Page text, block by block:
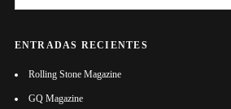
ENTRADAS RECIENTES
Rolling Stone Magazine
GQ Magazine